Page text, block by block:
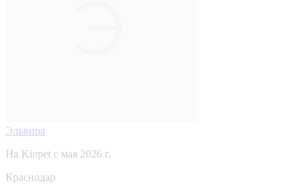
Эльвира
На Kinpet c мая 2026 г.
Краснодар